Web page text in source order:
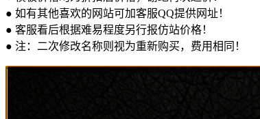
● 如有其他喜欢的网站可加客服QQ提供网址！
● 客服看后根据难易程度另行报仿站价格！
● 注：二次修改名称则视为重新购买，费用相同！